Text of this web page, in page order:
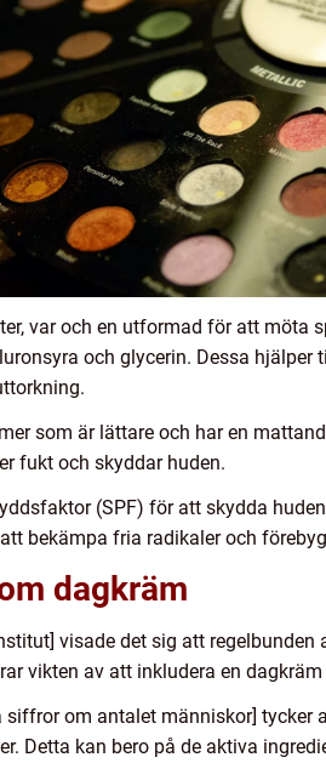
var och en utformad för att möta
och glycerin. Dessa
som är lättare och har en
fukt och skyddar huden.
(SPF) för att skydda
bekämpa fria radikaler och
dagkräm
visade det sig att
vikten av att inkludera en
om antalet människor]
Detta kan bero på de aktiva